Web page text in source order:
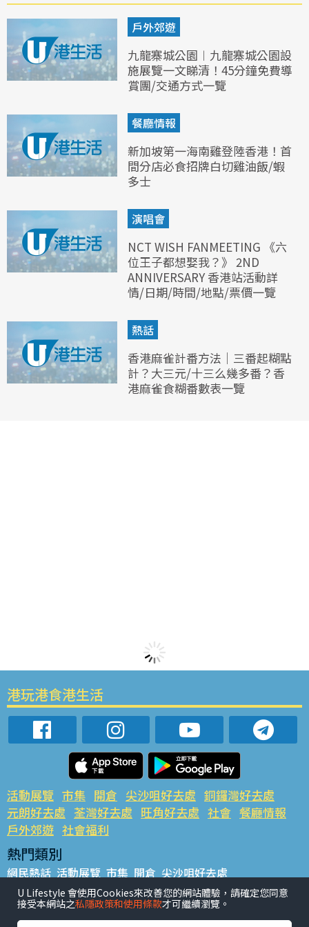
戶外郊遊
九龍寨城公園︱九龍寨城公園設
施展覽一文睇清！45分鐘免費導
賞團/交通方式一覽
餐廳情報
新加坡第一海南雞登陸香港！首
間分店必食招牌白切雞油飯/蝦
多士
演唱會
NCT WISH FANMEETING 《六
位王子都想娶我？》 2ND
ANNIVERSARY 香港站活動詳
情/日期/時間/地點/票價一覽
熱話
香港麻雀計番方法｜三番起糊點
計？大三元/十三么幾多番？香
港麻雀食糊番數表一覽
港玩港食港生活
活動展覽 市集 開倉 尖沙咀好去處 銅鑼灣好去處
元朗好去處 荃灣好去處 旺角好去處 社會 餐廳情報
戶外郊遊 社會福利
熱門類別
網民熱話 活動展覽 市集 開倉 尖沙咀好去處
銅鑼灣好去處 元朗好去處 荃灣好去處 旺角好去處 社會
餐廳情報 戶外郊遊
U Lifestyle 會使用Cookies來改善您的網站體驗，請確定您同意
接受本網站之私隱政策和使用條款才可繼續瀏覽。